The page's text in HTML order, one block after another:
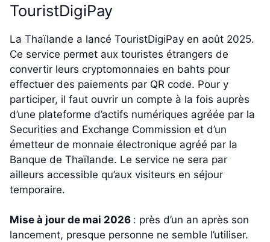
TouristDigiPay
La Thaïlande a lancé TouristDigiPay en août 2025.
Ce service permet aux touristes étrangers de
convertir leurs cryptomonnaies en bahts pour
effectuer des paiements par QR code. Pour y
participer, il faut ouvrir un compte à la fois auprès
d’une plateforme d’actifs numériques agréée par la
Securities and Exchange Commission et d’un
émetteur de monnaie électronique agréé par la
Banque de Thaïlande. Le service ne sera par
ailleurs accessible qu’aux visiteurs en séjour
temporaire.
Mise à jour de mai 2026 : près d’un an après son
lancement, presque personne ne semble l’utiliser.